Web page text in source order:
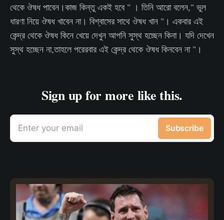
থেকে ঔষধ পাবেন।কাজ কিন্তু একই হবে " । তিনি আরো বলেন," ভুল
ধারণা নিয়ে ঔষধ খাবেন না। বিশ্বাসের সাথে ঔষধ খান "। একবার এই
কেন্দ্র থেকে ঔষধ কিনে খেয়ে দেখুন আপনি সুস্থ হচ্ছেন কিনা। যদি দেখেন
সুস্থ হচ্ছেন না,তাহলে পরেরবার এই কেন্দ্র থেকে ঔষধ কিনবেন না "।
Sign up for more like this.
Enter your email Subscribe